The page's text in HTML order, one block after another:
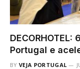
Portugal e
BY VEJA PORTUGAL